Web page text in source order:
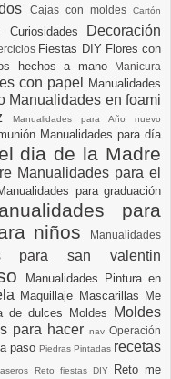
Cajas con moldesCartón
Curiosidades Decoración
Fiestas DIY Flores con
hechos a mano Manicura
con papel
Manualidades
Manualidades en foami
Manualidades para Año nuevo
Manualidades para día
dia de la Madre
Manualidades para el
para graduación
para
niños
Manualidades
para san valentin
Manualidades Pintura en
Maquillaje Mascarillas Me
de dulces Moldes
Moldes
para hacer nav Operación
paso Piedras Pintadas recetas
Reto fiestas DIY
Reto me